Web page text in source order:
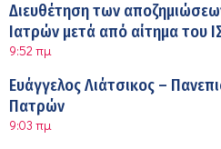
Διευθέτηση των
Ιατρών μετά από αίτημα του
9:52 πμ
Ευάγγελος Λιάτσικος –
Πατρών
9:03 πμ